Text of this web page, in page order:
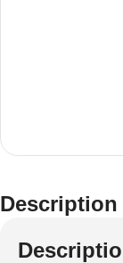
Description